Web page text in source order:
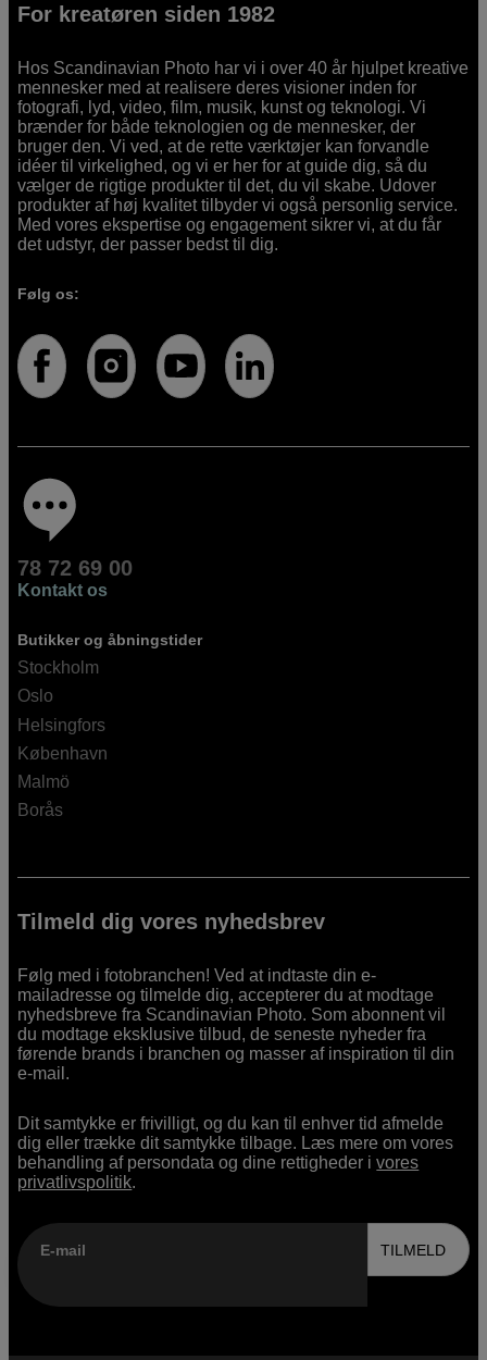
For kreatøren siden 1982
Hos Scandinavian Photo har vi i over 40 år hjulpet kreative
mennesker med at realisere deres visioner inden for
fotografi, lyd, video, film, musik, kunst og teknologi. Vi
brænder for både teknologien og de mennesker, der
bruger den. Vi ved, at de rette værktøjer kan forvandle
idéer til virkelighed, og vi er her for at guide dig, så du
vælger de rigtige produkter til det, du vil skabe. Udover
produkter af høj kvalitet tilbyder vi også personlig service.
Med vores ekspertise og engagement sikrer vi, at du får
det udstyr, der passer bedst til dig.
Følg os:
78 72 69 00
Kontakt os
Butikker og åbningstider
Stockholm
Oslo
Helsingfors
København
Malmö
Borås
Tilmeld dig vores nyhedsbrev
Følg med i fotobranchen! Ved at indtaste din e-
mailadresse og tilmelde dig, accepterer du at modtage
nyhedsbreve fra Scandinavian Photo. Som abonnent vil
du modtage eksklusive tilbud, de seneste nyheder fra
førende brands i branchen og masser af inspiration til din
e-mail.
Dit samtykke er frivilligt, og du kan til enhver tid afmelde
dig eller trække dit samtykke tilbage. Læs mere om vores
behandling af persondata og dine rettigheder ivores
privatlivspolitik.
E-mail TILMELD